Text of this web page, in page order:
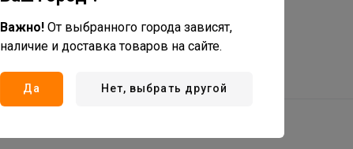
Важно! От выбранного города зависят,
наличие и доставка товаров на сайте.
Да Нет, выбрать другой